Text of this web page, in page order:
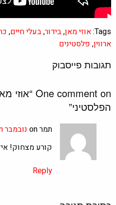
Tags: אוזי מאן,בידור,בעלי חיים,
ארווין, פלסטינים
תגובות פייסבוק
One comment on “ אוזי
הפלסטיני”
תמר on
נובמבר 30th, 2019 - 10:43pm
קורע מצחוק!
Reply